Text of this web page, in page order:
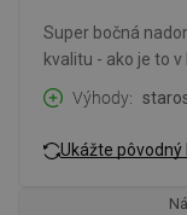
Super bočná
kvalitu - ako je to v
Výhody
Ukážte